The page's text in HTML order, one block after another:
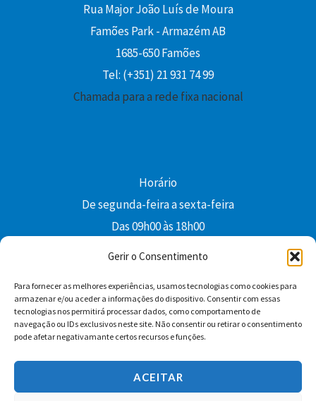
Gerir o Consentimento
Para fornecer as melhores experiências, usamos tecnologias como cookies para
armazenar e/ou aceder a informações do dispositivo. Consentir com essas
tecnologias nos permitirá processar dados, como comportamento de
navegação ou IDs exclusivos neste site. Não consentir ou retirar o consentimento
pode afetar negativamante certos recursos e funções.
ACEITAR
Rua Major João Luís de Moura
Famões Park - Armazém AB
1685-650 Famões
Tel: (+351) 21 931 74 99
Chamada para a rede fixa nacional
Horário
De segunda-feira a sexta-feira
Das 09h00 às 18h00
Facebook YouTube Instagram
Whatsapp
Condições Gerais de Venda